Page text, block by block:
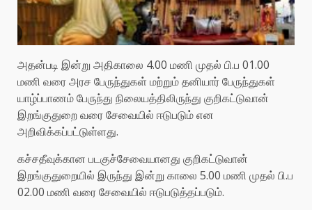
அதன்படி இன்று அதிகாலை 4.00 மணி முதல் பி.ப 01.00
மணி வரை அரச பேருந்துகள் மற்றும் தனியார் பேருந்துகள்
யாழ்ப்பாணம் பேருந்து நிலையத்திலிருந்து குறிகட்டுவான்
இறங்குதுறை வரை சேவையில் ஈடுபடும் என
அறிவிக்கப்பட்டுள்ளது.
கச்சதீவுக்கான படகுச்சேவையானது குறிகட்டுவான்
இறங்குதுறையில் இருந்து இன்று காலை 5.00 மணி முதல் பி.ப
02.00 மணி வரை சேவையில் ஈடுபடுத்தப்படும்.